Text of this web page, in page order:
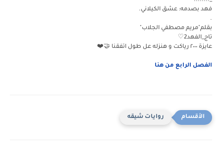
فهد بصدمه: عشق الكيلاني.
.
بقلم"مريم مصطفي الجلاب"
تاج_الفهد2♡
عايزة ٢٠٠٠ رياكت و هنزله عل طول اتفقنا 🤝❤️
الفصل الرابع من هنا
روايات شيقه